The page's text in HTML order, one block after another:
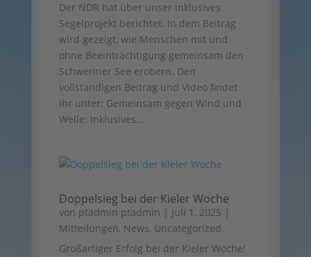
Der NDR hat über unser inklusives
Segelprojekt berichtet. In dem Beitrag
wird gezeigt, wie Menschen mit und
ohne Beeinträchtigung gemeinsam den
Schweriner See erobern. Den
vollständigen Beitrag und Video findet
ihr unter: Gemeinsam gegen Wind und
Welle: Inklusives...
Doppelsieg bei der Kieler Woche
von ptadmin ptadmin | Juli 1, 2025 |
Mitteilungen, News, Uncategorized
Großartiger Erfolg bei der Kieler Woche!